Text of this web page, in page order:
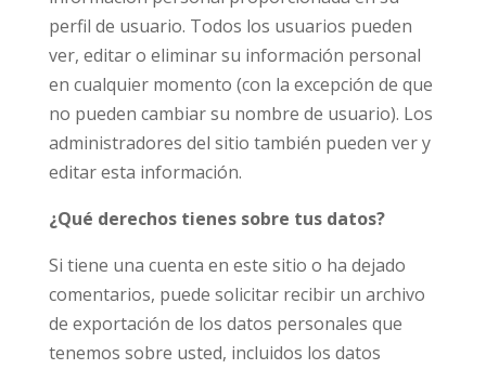
perfil de usuario. Todos los usuarios pueden
ver, editar o eliminar su información personal
en cualquier momento (con la excepción de que
no pueden cambiar su nombre de usuario). Los
administradores del sitio también pueden ver y
editar esta información.
¿Qué derechos tienes sobre tus datos?
Si tiene una cuenta en este sitio o ha dejado
comentarios, puede solicitar recibir un archivo
de exportación de los datos personales que
tenemos sobre usted, incluidos los datos